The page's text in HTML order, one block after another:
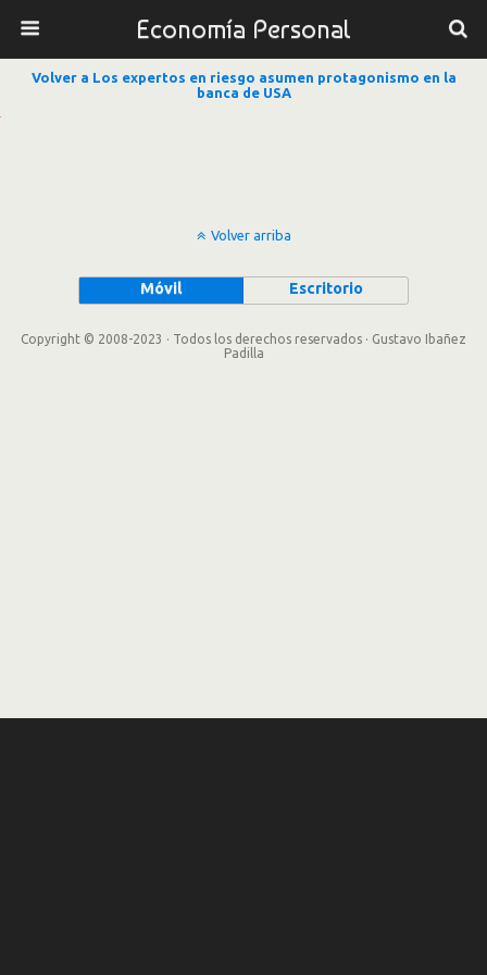
Economía Personal
Volver a Los expertos en riesgo asumen protagonismo en la
banca de USA
Volver arriba
Móvil Escritorio
Copyright © 2008-2023 · Todos los derechos reservados · Gustavo Ibañez
Padilla